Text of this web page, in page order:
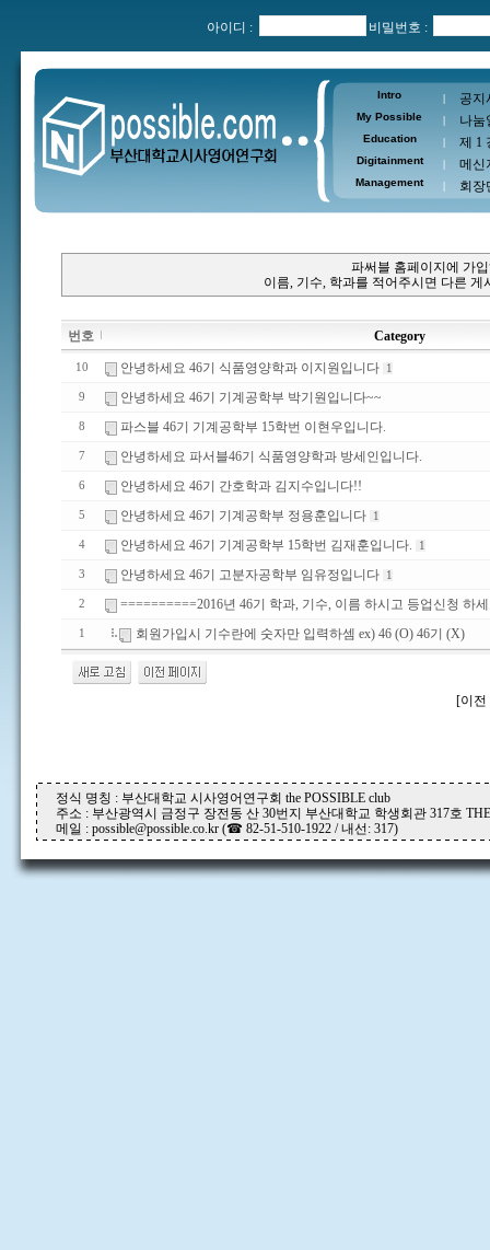
아이디 : 비밀번호 :
Intro | 공지
My Possible | 나눔
Education | 제 1
Digitainment | 메신
Management | 회장
파써블 홈페이지에 가
이름, 기수, 학과를 적어주시면 다른
번호 Category
10 안녕하세요 46기 식품영양학과 이지원입니다 1
9 안녕하세요 46기 기계공학부 박기원입니다~~
8 파스블 46기 기계공학부 15학번 이현우입니다.
7 안녕하세요 파서블46기 식품영양학과 방세인입니다.
6 안녕하세요 46기 간호학과 김지수입니다!!
5 안녕하세요 46기 기계공학부 정용훈입니다 1
4 안녕하세요 46기 기계공학부 15학번 김재훈입니다. 1
3 안녕하세요 46기 고분자공학부 임유정입니다 1
2 ==========2016년 46기 학과, 기수, 이름 하시고 등업신청 하
1 회원가입시 기수란에 숫자만 입력하셈 ex) 46 (O) 46기 (X)
[이전
정식 명칭 : 부산대학교 시사영어연구회 the POSSIBLE club
주소 : 부산광역시 금정구 장전동 산 30번지 부산대학교 학생회관 317호
메일 : possible@possible.co.kr (☎ 82-51-510-1922 / 내선: 317)